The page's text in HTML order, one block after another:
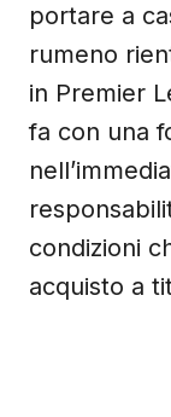
portare a
rumeno
in Premier
fa con una
condizioni
acquisto a